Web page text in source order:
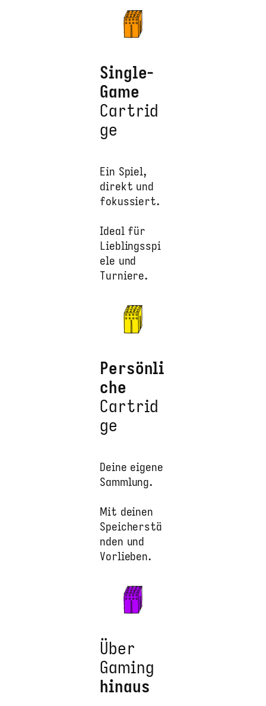
Single-
Game
Cartrid
ge
Ein Spiel,
direkt und
fokussiert.
Ideal für
Lieblingsspi
ele und
Turniere.
Persönli
che
Cartrid
ge
Deine eigene
Sammlung.
Mit deinen
Speicherstä
nden und
Vorlieben.
Über
Gaming
hinaus